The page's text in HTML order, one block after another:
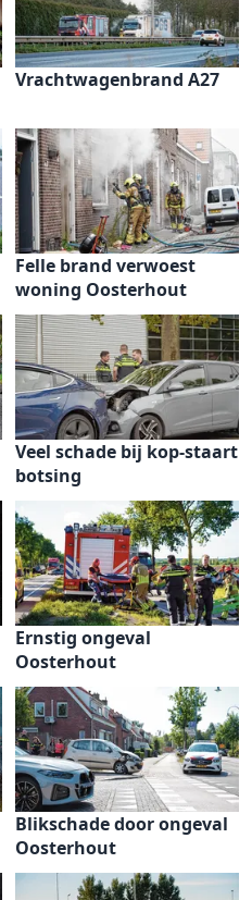
Vrachtwagenbrand A27
Felle brand verwoest
woning Oosterhout
Veel schade bij kop-staart
botsing
Ernstig ongeval
Oosterhout
Blikschade door ongeval
Oosterhout